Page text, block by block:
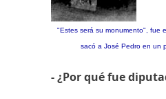
"Estes será su monumento", fue
sacó a José Pedro en un
- ¿Por qué fue